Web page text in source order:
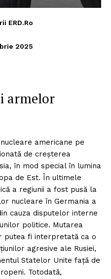
ERD.ro
2025
armelor
americane pe
de creșterea
în mod special în lumina
de Est. În ultimele
a regiunii a fost pusă la
nucleare în Germania a
cauza disputelor interne
politice. Mutarea
putea fi interpretată ca o
agresive ale Rusiei,
Statelor Unite față de
Totodată,